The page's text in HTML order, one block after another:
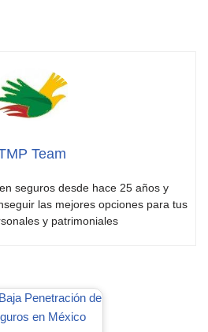
Team
seguros desde hace 25 años y
las mejores opciones para tus
y patrimoniales